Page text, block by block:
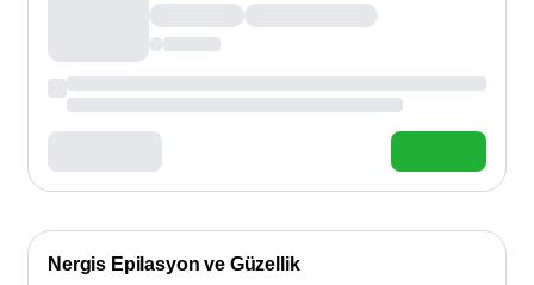
Nergis Epilasyon ve Güzellik